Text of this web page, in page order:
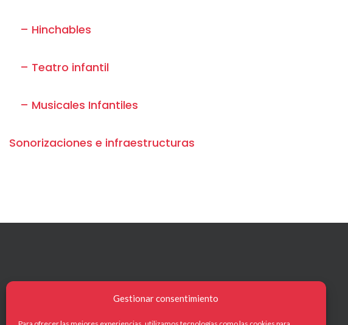
Gestionar consentimiento
– Hinchables
– Teatro infantil
– Musicales Infantiles
Sonorizaciones e infraestructuras